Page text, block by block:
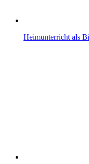
Heimunterricht als